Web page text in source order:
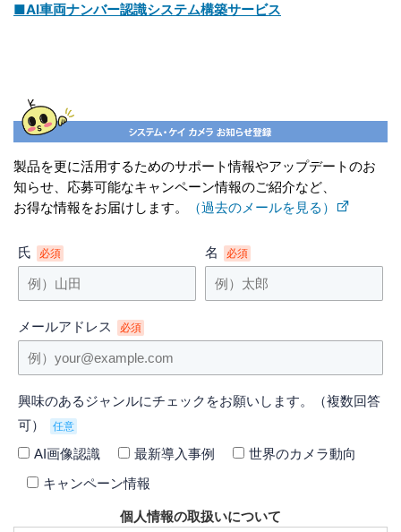
■AI車両ナンバー認識システム構築サービス
製品を更に活用するためのサポート情報やアップデートのお
知らせ、応募可能なキャンペーン情報のご紹介など、
お得な情報をお届けします。
（過去のメールを見る）
氏 必須 名 必須
メールアドレス 必須
興味のあるジャンルにチェックをお願いします。（複数回答
可）
任意
AI画像認識 最新導入事例
世界のカメラ動向
キャンペーン情報
個人情報の取扱いについて